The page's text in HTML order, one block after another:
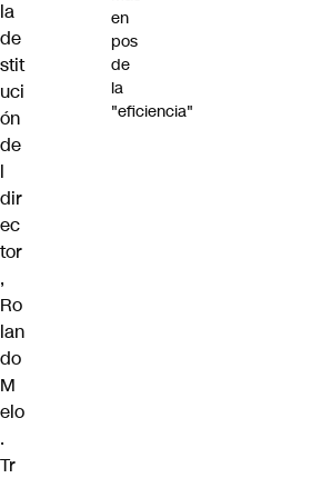
la
de
stit
uci
ón
de
l
dir
ec
tor
,
Ro
lan
do
M
elo
.
Tr
en
pos
de
la
"eficiencia"